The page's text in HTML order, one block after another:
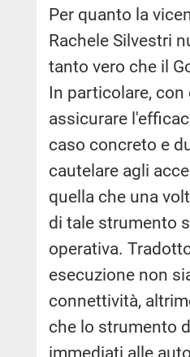
Per quanto la
Rachele Silvestri
tanto vero che il
In particolare,
assicurare
caso concreto e
cautelare agli
quella che una
di tale strumento
operativa.
esecuzione non
connettività,
che lo strumento
immediati alle